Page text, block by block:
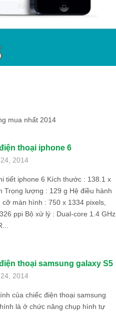
mua nhất 2014
thoại iphone 6
2014
tiết iphone 6 Kích thước : 138.1 x
Trọng lượng : 129 g Hệ điều hành
cỡ màn hình : 750 x 1334 pixels,
ppi Bộ xử lý : Dual-core 1.4 GHz
thoại samsung galaxy S5
2014
của chiếc điện thoại samsung
là ở chức năng chụp hình tự